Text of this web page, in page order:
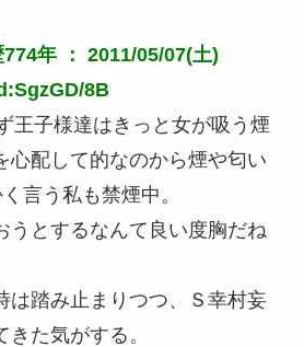
年 ： 2011/05/07(土)
8B
王子様達はきっと女が吸う煙
心配して的なのから煙や匂い
言う私も禁煙中。
うとするなんて良い度胸だね
は踏み止まりつつ、Ｓ幸村妄
た気がする。